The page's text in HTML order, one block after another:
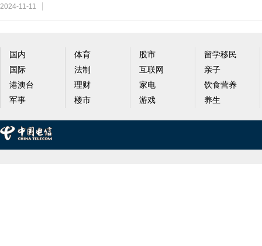
2024-11-11
国内
国际
港澳台
军事
体育
法制
理财
楼市
股市
互联网
家电
游戏
留学移民
亲子
饮食营养
养生